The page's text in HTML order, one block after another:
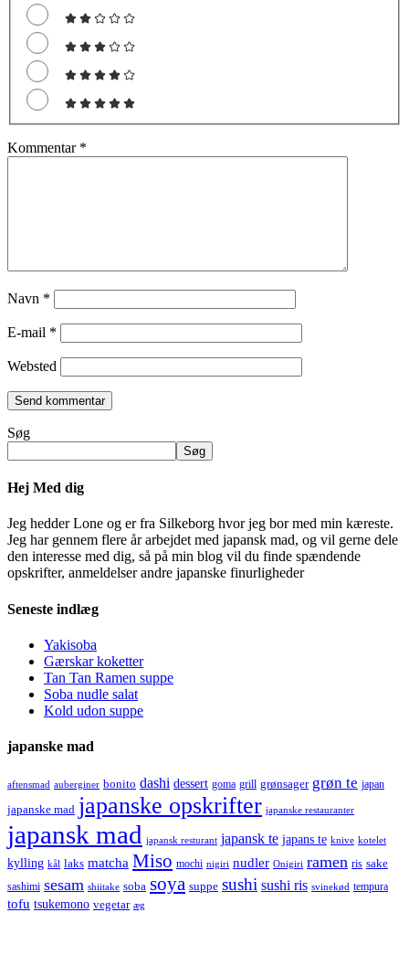
Kommentar *
Navn *
E-mail *
Websted
Søg
Søg
Hej Med dig
Jeg hedder Lone og er fra Silkeborg hvor jeg bor med min kæreste.
Jeg har gennem flere år arbejdet med japansk mad, og vil gerne dele
den interesse med dig, så på min blog vil du finde spændende
opskrifter, anmeldelser andre japanske finurligheder
Seneste indlæg
Yakisoba
Gærskar koketter
Tan Tan Ramen suppe
Soba nudle salat
Kold udon suppe
japanske mad
aftensmad auberginer bonito dashi dessert goma grill grønsager grøn te japan
japanske mad japanske opskrifter japanske restauranter
japansk mad japansk resturant japansk te japans te knive kotelet
kylling kål laks matcha Miso mochi nigiri nudler Onigiri ramen ris sake
sashimi sesam shiitake soba soya suppe sushi sushi ris svinekød tempura
tofu tsukemono vegetar æg